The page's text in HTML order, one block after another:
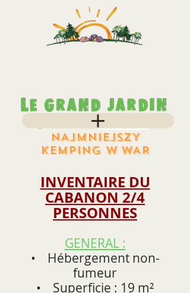
NAJMNIEJSZY
KEMPING W WAR
INVENTAIRE DU
CABANON 2/4
PERSONNES
GENERAL :
• Hébergement non-
fumeur
• Superficie : 19 m²